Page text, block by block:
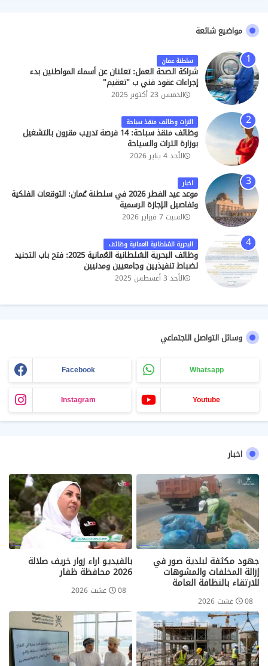
مواضيع شائعة
سلطنة عمان
شراكة الصحة العمل: تعلنان عن أسماء المواطنين بدء
إجراءات عقود فني ب "تعقيم"
الخميس 23 أكتوبر 2025
التراث وظائف منقذ سباحة
وظائف منقذ سباحة: 14 فرصة تدريب مقرون بالتشغيل
بوزارة التراث والسياحة
الأحد 4 يناير 2026
اخبار
موعد عيد الفطر 2026 في سلطنة عُمان: التوقعات الفلكية
وتفاصيل الإجازة الرسمية
السبت 7 فبراير 2026
البحرية السُلطانية العمانية وظائف
وظائف البحرية السُلطانية العُمانية 2025: فتح باب التجنيد
لضباط تنفيذيين وجامعيين ومدنيين
الأحد 3 أغسطس 2025
وسائل التواصل الاجتماعي
Facebook Whatsapp
Instagram Youtube
اخبار
جهود مكثفة لبلدية صور في
إزالة المخلفات والمشوهات
للارتقاء بالنظافة العامة
08 غشت 2026
بالفيديو اراء زوار خريف صلالة
2026 محافظة ظفار
08 غشت 2026